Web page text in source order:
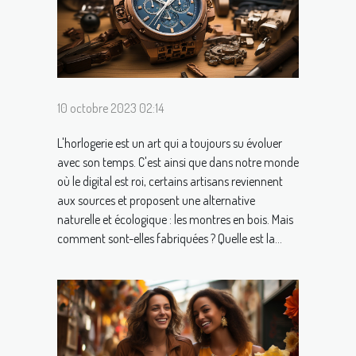
10 octobre 2023 02:14
L'horlogerie est un art qui a toujours su évoluer
avec son temps. C'est ainsi que dans notre monde
où le digital est roi, certains artisans reviennent
aux sources et proposent une alternative
naturelle et écologique : les montres en bois. Mais
comment sont-elles fabriquées ? Quelle est la...